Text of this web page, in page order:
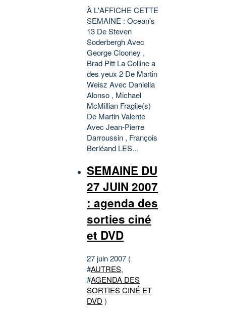
À L'AFFICHE CETTE
SEMAINE : Ocean's
13 De Steven
Soderbergh Avec
George Clooney ,
Brad Pitt La Colline a
des yeux 2 De Martin
Weisz Avec Daniella
Alonso , Michael
McMillian Fragile(s)
De Martin Valente
Avec Jean-Pierre
Darroussin , François
Berléand LES...
SEMAINE DU
27 JUIN 2007
: agenda des
sorties ciné
et DVD
27 juin 2007 (
#AUTRES,
#AGENDA DES
SORTIES CINÉ ET
DVD )